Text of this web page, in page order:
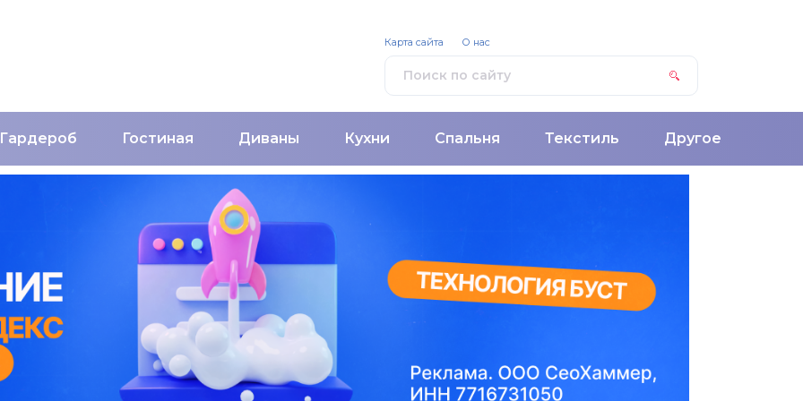
Гардероб Гостиная Диваны Кухни Спальня Текстиль Другое
Карта сайта О нас